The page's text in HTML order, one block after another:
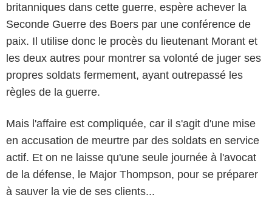
britanniques dans cette guerre, espère achever la
Seconde Guerre des Boers par une conférence de
paix. Il utilise donc le procès du lieutenant Morant et
les deux autres pour montrer sa volonté de juger ses
propres soldats fermement, ayant outrepassé les
règles de la guerre.
Mais l'affaire est compliquée, car il s'agit d'une mise
en accusation de meurtre par des soldats en service
actif. Et on ne laisse qu'une seule journée à l'avocat
de la défense, le Major Thompson, pour se préparer
à sauver la vie de ses clients...